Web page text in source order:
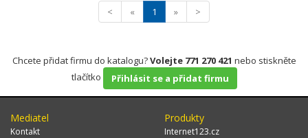
< « 1 » >
Chcete přidat firmu do katalogu?Volejte 771 270 421 nebo stiskněte
tlačítko
Přihlásit se a přidat firmu
Mediatel
Kontakt
Produkty
Internet123.cz